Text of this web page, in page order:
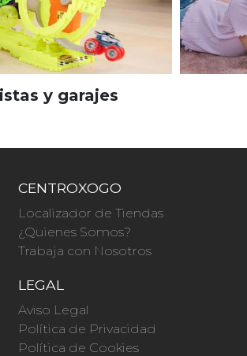
y garajes
CENTROXOGO
Localizador de Tiendas
¿Quienes Somos?
Trabaja con Nosotros
LEGAL
Aviso Legal
Política de Privacidad
Política de Cookies